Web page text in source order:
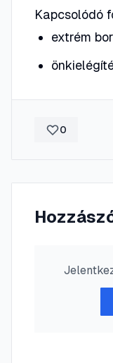
Kapcsolódó
extrém
0